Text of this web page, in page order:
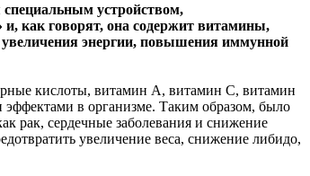
устройством,
как говорят, она содержит витамины,
энергии, повышения иммунной
кислоты, витамин А, витамин С, витамин
в организме. Таким образом, было
рак, сердечные заболевания и снижение
увеличение веса, снижение либидо,